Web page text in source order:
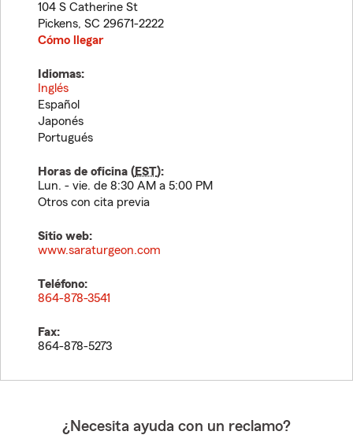
104 S Catherine St
Pickens, SC 29671-2222
Cómo llegar
Idiomas:
Inglés
Español
Japonés
Portugués
Horas de oficina (EST):
Lun. - vie. de 8:30 AM a 5:00 PM
Otros con cita previa
Sitio web:
www.saraturgeon.com
Teléfono:
864-878-3541
Fax:
864-878-5273
¿Necesita ayuda con un reclamo?